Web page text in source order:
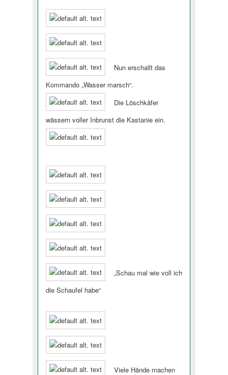
Nun erschallt das
Kommando „Wasser marsch“.
Die Löschkäfer
wässern voller Inbrunst die Kastanie ein.
„Schau mal wie voll ich
die Schaufel habe“
Viele Hände machen